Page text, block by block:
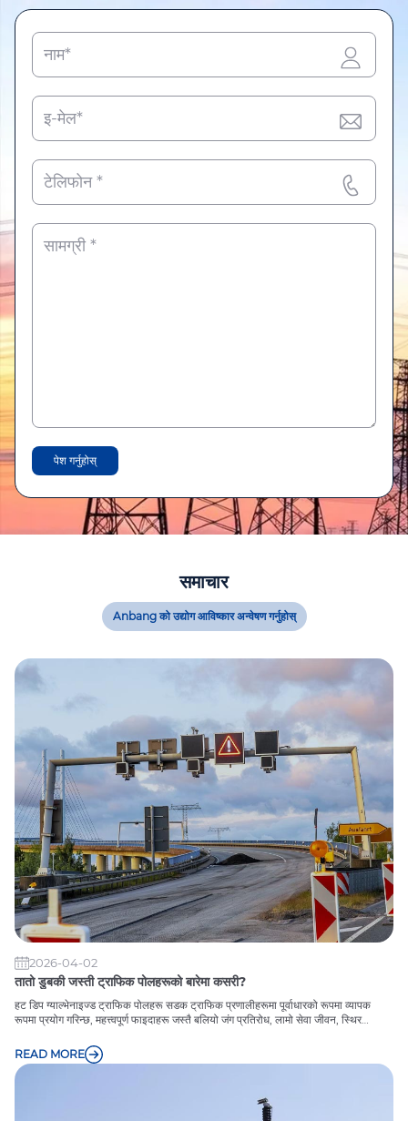
पेश गर्नुहोस्
समाचार
Anbang को उद्योग आविष्कार अन्वेषण गर्नुहोस्
2026-04-02
तातो डुबकी जस्ती ट्राफिक पोलहरूको बारेमा कसरी?
हट डिप ग्याल्भेनाइज्ड ट्राफिक पोलहरू सडक ट्राफिक प्रणालीहरूमा पूर्वाधारको रूपमा व्यापक
रूपमा प्रयोग गरिन्छ, महत्त्वपूर्ण फाइदाहरू जस्तै बलियो जंग प्रतिरोध, लामो सेवा जीवन, स्थिर
READ MORE